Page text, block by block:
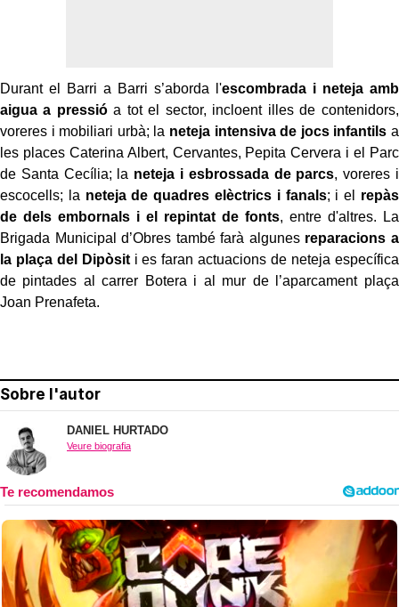
Durant el Barri a Barri s’aborda l'escombrada i neteja amb
aigua a pressió a tot el sector, incloent illes de contenidors,
voreres i mobiliari urbà; la neteja intensiva de jocs infantils a
les places Caterina Albert, Cervantes, Pepita Cervera i el Parc
de Santa Cecília; la neteja i esbrossada de parcs, voreres i
escocells; la neteja de quadres elèctrics i fanals; i el repàs
de dels embornals i el repintat de fonts, entre d'altres. La
Brigada Municipal d’Obres també farà algunes reparacions a
la plaça del Dipòsiti es faran actuacions de neteja específica
de pintades al carrer Botera i al mur de l’aparcament plaça
Joan Prenafeta.
Sobre l'autor
DANIEL HURTADO
Veure biografia